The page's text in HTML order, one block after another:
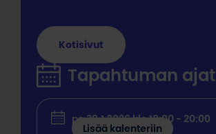
Kotisivut
Tapahtuman ajat
pe 30.1.2026 klo 18:00 - 20:00
Lisää kalenteriin